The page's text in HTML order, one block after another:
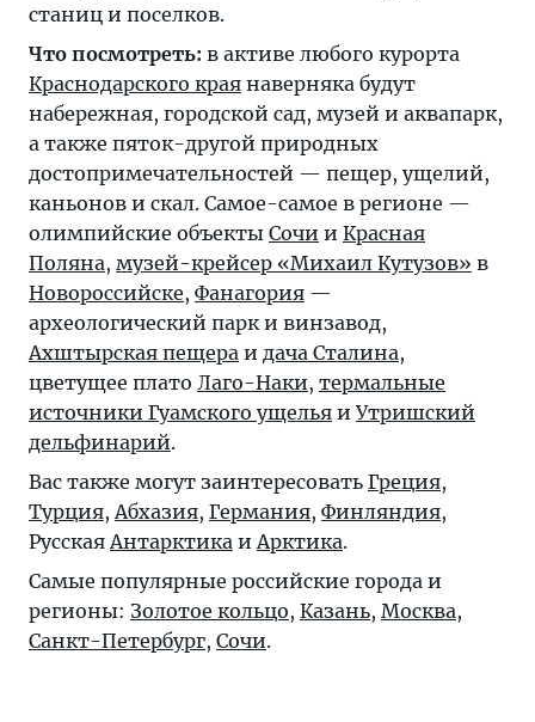
станиц и поселков.
Что посмотреть: в активе любого курорта
Краснодарского края наверняка будут
набережная, городской сад, музей и аквапарк,
а также пяток-другой природных
достопримечательностей — пещер, ущелий,
каньонов и скал. Самое-самое в регионе —
олимпийские объекты Сочи и Красная
Поляна, музей-крейсер «Михаил Кутузов» в
Новороссийске, Фанагория —
археологический парк и винзавод,
Ахштырская пещера и дача Сталина,
цветущее плато Лаго-Наки, термальные
источники Гуамского ущелья и Утришский
дельфинарий.
Вас также могут заинтересовать Греция,
Турция, Абхазия, Германия, Финляндия,
Русская Антарктика и Арктика.
Самые популярные российские города и
регионы: Золотое кольцо, Казань, Москва,
Санкт-Петербург, Сочи.